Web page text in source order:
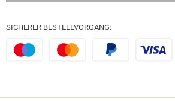
SICHERER BESTELLVORGANG: